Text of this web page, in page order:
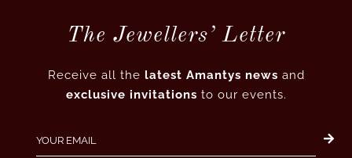
The Jewellers’ Letter
Receive all the latest Amantys news and
exclusive invitations to our events.